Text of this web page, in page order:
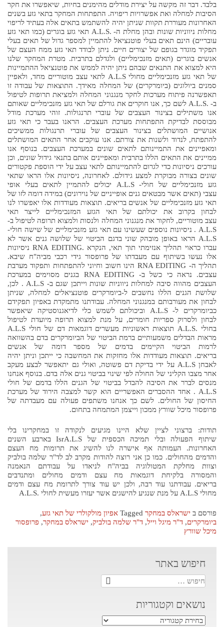
מהי מחלת ALS
הבלוג
מאמרים אחרונים ומידע
חוברות מידע עיתוני ישראלס
טפסי תביעה לביטל"א
קישורים יצירת קשר
בלבד. דבר זה מקשה על יצירת מודלים מהימנים בחיות, שיאפשרו את חקר
הסיבות למחלה ואת אפשרויות ריפויה. התפתחות המחקר בתאי גזע בשנים
האחרונות מעוררת תקוות שניתן יהיה להשתמש בתאים אלה בעתיד לריפוי
מחלות ניווניות שונות ובהן מחלת ה- .A.L.S תאי גזע בוגרים (כמו תאי גזע
עובריים) הינם תאים בעלי פוטנציאל להתמיין למספר גדול של תאים בעלי
תפקיד מוגדר בגופם של יצורים חיים. ניתן לבודד תאי גזע ממח העצם של
אנשים בוגרים (תאים מזנכימליים) ולגדלם בתרבית. מטרת המחקר שלנו
היא למצוא את התנאים שבהם ניתן יהיה לממש את פוטנציאל ההתמיינות
של תאי גזע מזנכימליים מחולי A.L.S לתאי עצב מוטוריים מחד, ולאפיין
סמנים ביולוגים (ביומרקרים) של המחלה מאידך. התוצאות של עבודה זו
תאפשרנה פיתוח מערכות לחקר מנגנוני המחלה ולמציאת תרופות לטיפול
ב- .A.L.S לשם כך, אנו חוקרים את גורלם של תאי גזע מזנכימליים שאותם
אנו משתילים בצינור העצבים של עוברי תרנגולות. זוהי מערכת מודל
מבוססת לבדיקת התפתחות מערכת העצבים. הראנו בעבר כי תאי גזע
אנושיים המושתלים בצינור העצבים של עוברי תרנגולות ממשיכים
להתפתח, לנדוד ולשנות את צורתם. אנו עוקבים אחר התאים המושתלים
ומאפיינים את התמיינותם לתאים שונים במערכת העצבים. בנוסף אנו
ממיינים את התאים הללו בתרבית ומאפיינים אותם בתנאי גידול שונים, וכן
עורכים ניסיונות כדי לגרום להתמיינותם לתאי עצב על ידי הוספת פקטורים
שונים בצורה מבוקרת למצע גידולם. לאחרונה, ניסיונות אלו הראו שתאי
גזע מזנכימליים של חולי- A.L.S יכולים להתמיין לתאים בעלי אופי
עצבי (תאים אשר מבטאים גנים אופייניים של נוירונים) במידה דומה לזו של
תאי גזע מזנכימליים של אנשים בריאים. תוצאות מעודדות אלו יאפשרו לנו
לבחון בקרוב את יכולתם של תאי הגזע המזנכימליים לייצר תאי
עצב מוטוריים, לחקור את מנגנוני המחלה ולנסות ולמצוא תרופה לטיפול ב-
A.L.S . ניסיונות נוספים שעשינו עם תאי גזע מזנכימליים של שישה חולי-
A.L.S הראו באופן מובהק שוני בדגם הביטוי של שלושה גנים אשר לא
עברו כראוי תהליך אנזימתי תוך תאי, הנקרא .RNA EDITING ניסיונות
אלו נעשו בשיתוף עם מעבדתו של פרופסור גידי רכבי מביה"ח שיבא.
תהליך ה- RNA EDITING הינו חשוב וחיוני להתפתחות ותפקוד מערבת
עצבים. נראה כי כשל ב- RNA EDITING בגנים מסוימים במערכת
העצבים מהווה סיבה למחלות ניווניות שונות וייתכן שגם ב- A.L.S . לכן,
שלושת הגנים הללו נחשבים ל-ביומרקרים פוטנציאלים למחלה, שניתן
לבחון את מעורבותם במנגנוני המחלה. עבודתנו מתמקדת באפיון תפקידם
כביומרקרים ל- A.L.S וביכולתם לשמש כלי לדיאגנוסטיקה שיאפשר
לבחון ולסרוק ספריות חומרים, על מנת למצוא תרופה מיועדת לטיפול
בחולי .A.L.S תוצאות ראשוניות מעשרים דוגמאות דם של חולי A.L.S
מראות הבדלים משמעותיים ברמת הביטוי של הביומרקרים בדם בהשוואה
לרמות הביטוי הקיימים בדמים של מספר דומה של אנשים
בריאים. תוצאות מעודדות אלו מחזקות את המחשבה כי ייתכן וניתן יהיה
לאבחן A.L.S על ידי בדיקת דם פשוטה, ואולי גם יתאפשר לבצע מעקב
אחר מצבו הקליני של החולה לפי שינוי בביטוי גנים אלה בדם. בנוסף אנחנו
מנסים לברר את הסיבה להבדל בביטוי של הגנים הללו בדמם של חולי
A.L.S . אחד ההסברים האפשריים הוא קשר למצבה הירוד של מערכת
החיסון של החולים. לשם כך אנחנו משתפים פעולה עם מעבדתה של
פרופסור מיכל שוורץ ממכון וייצמן המתמחה בתחום.
תודות: ברצוני לציין שלא היינו מגיעים לנקודה זו במחקרינו בלי
שיתוף הפעולה ובלי תמיכה הכספית של IsrA.L.S בארבע השנים
האחרונות. העמותה אף אישרה לנו להשיג את תרומות מח העצם
והדמים מהחולים. כמו כן אני רוצה להודות מקרב לב לד"ר שלמה בולביק
וצוות מחלקת המטולוגיה בביה"ח לניאדו על עבודתם הנאמנה
והמסורה בלקיחת דוגמאות מח עצם ודמים מחולים ומתנדבים
בריאים. עבודתנו עוד רבה, ולכן יש עוד צורך לתרומת מח עצם ודמים
מחולי A.L.S על מנת שנגיע להישגים אשר יעזרו מעשית לחולי .A.L.S
פורסם ב ישראלס במחקר Tagged אפיון מולקולרי של תאי גזע,
ביומרקרים, ד"ר מיגל וייל, ד"ר שלמה בולביק, ישראלס במחקר, פרופסור
מיכל שוורץ
חיפוש באתר
חיפוש:
נושאים וקטגוריות
נושאים